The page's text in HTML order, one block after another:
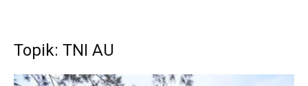
Topik: TNI AU